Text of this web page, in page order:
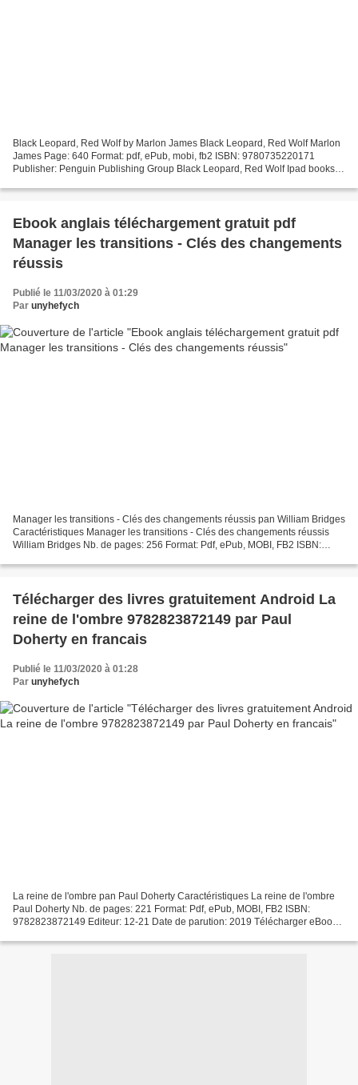
Black Leopard, Red Wolf by Marlon James Black Leopard, Red Wolf Marlon
James Page: 640 Format: pdf, ePub, mobi, fb2 ISBN: 9780735220171
Publisher: Penguin Publishing Group Black Leopard, Red Wolf Ipad books
Ebook anglais téléchargement gratuit pdf
Manager les transitions - Clés des changements
réussis
Publié le 11/03/2020 à 01:29
Par unyhefych
Manager les transitions - Clés des changements réussis pan William Bridges
Caractéristiques Manager les transitions - Clés des changements réussis
William Bridges Nb. de pages: 256 Format: Pdf, ePub, MOBI, FB2 ISBN:
Télécharger des livres gratuitement Android La
reine de l'ombre 9782823872149 par Paul
Doherty en francais
Publié le 11/03/2020 à 01:28
Par unyhefych
La reine de l'ombre pan Paul Doherty Caractéristiques La reine de l'ombre
Paul Doherty Nb. de pages: 221 Format: Pdf, ePub, MOBI, FB2 ISBN:
9782823872149 Editeur: 12-21 Date de parution: 2019 Télécharger eBook